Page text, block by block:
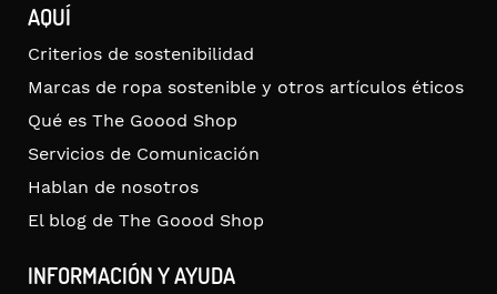
AQUÍ
Criterios de sostenibilidad
Marcas de ropa sostenible y otros artículos éticos
Qué es The Goood Shop
Servicios de Comunicación
Hablan de nosotros
El blog de The Goood Shop
INFORMACIÓN Y AYUDA